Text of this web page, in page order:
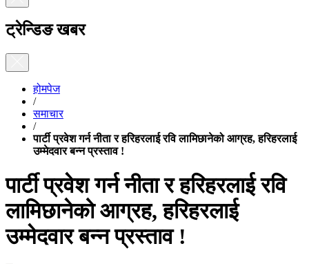
ट्रेन्डिङ खबर
होमपेज
/
समाचार
/
पार्टी प्रवेश गर्न नीता र हरिहरलाई रवि लामिछानेको आग्रह, हरिहरलाई
उम्मेदवार बन्न प्रस्ताव !
पार्टी प्रवेश गर्न नीता र हरिहरलाई रवि
लामिछानेको आग्रह, हरिहरलाई
उम्मेदवार बन्न प्रस्ताव !